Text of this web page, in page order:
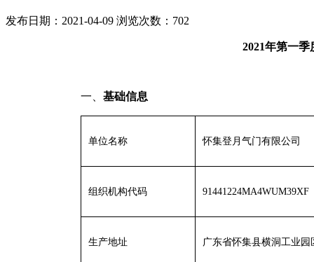
发布日期：2021-04-09 浏览次数： 702
2021年第一季
一、 基础信息
单位名称 怀集登月气门有限公司
组织机构代码 91441224MA4WUM39XF
生产地址 广东省怀集县横洞工业园